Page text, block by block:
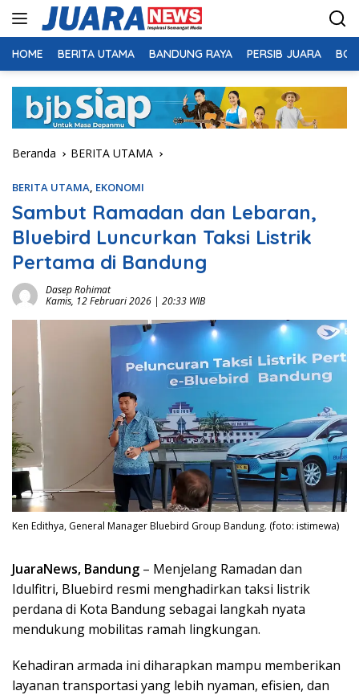
HOME BERITA UTAMA BANDUNG RAYA PERSIB JUARA
Beranda BERITA UTAMA
BERITA UTAMA, EKONOMI
Sambut Ramadan dan Lebaran,
Bluebird Luncurkan Taksi Listrik
Pertama di Bandung
Dasep Rohimat
Kamis, 12 Februari 2026 | 20:33 WIB
Ken Edithya, General Manager Bluebird Group Bandung. (foto: istimewa)
JuaraNews, Bandung – Menjelang Ramadan dan
Idulfitri, Bluebird resmi menghadirkan taksi listrik
perdana di Kota Bandung sebagai langkah nyata
mendukung mobilitas ramah lingkungan.
Kehadiran armada ini diharapkan mampu memberikan
layanan transportasi yang lebih nyaman, efisien, dan